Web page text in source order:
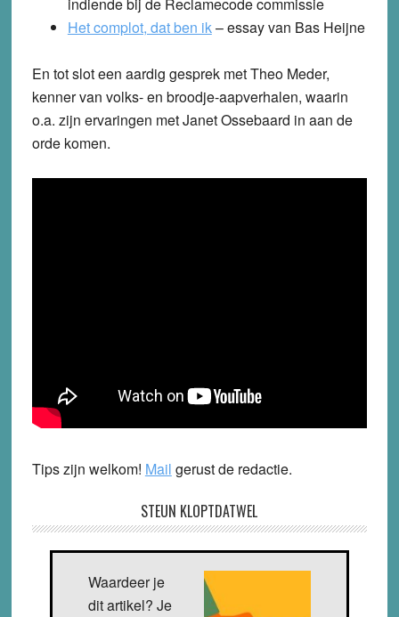
indiende bij de Reclamecode commissie
Het complot, dat ben ik– essay van Bas Heijne
En tot slot een aardig gesprek met Theo Meder,
kenner van volks- en broodje-aapverhalen, waarin
o.a. zijn ervaringen met Janet Ossebaard in aan de
orde komen.
Tips zijn welkom! Mail gerust de redactie.
STEUN KLOPTDATWEL
Waardeer je
dit artikel? Je